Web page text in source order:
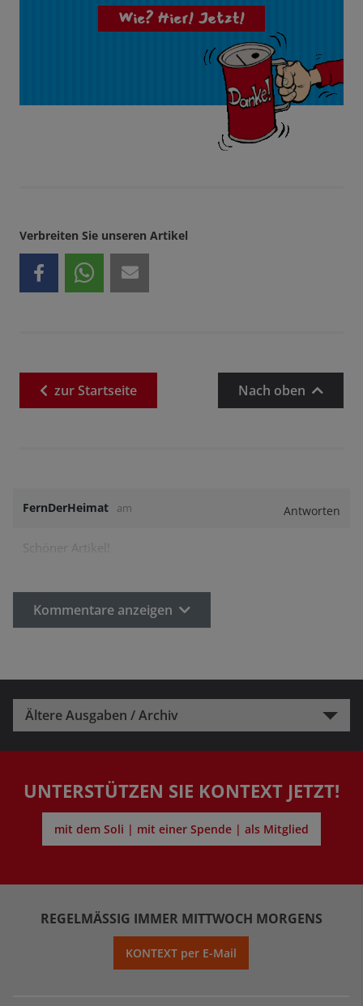
Wie? Hier! Jetzt!
Verbreiten Sie unseren Artikel
zurStartseite Nach oben
FernDerHeimat am Antworten
Schöner Artikel!
Kommentare anzeigen
Ältere Ausgaben / Archiv
UNTERSTÜTZEN SIE KONTEXT JETZT!
mit dem Soli | mit einer Spende | als Mitglied
REGELMÄSSIG IMMER MITTWOCH MORGENS
KONTEXT per E-Mail